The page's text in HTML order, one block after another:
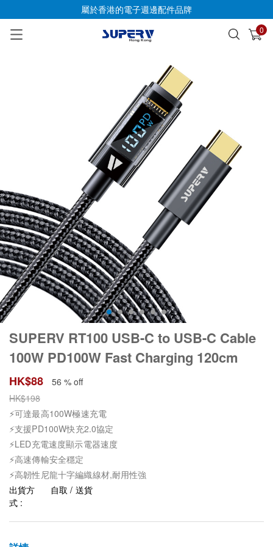
屬於香港的電子週邊配件品牌
0
已加入購物車 查看
SUPERV RT100 USB-C to USB-C Cable
100W PD100W Fast Charging 120cm
HK$88
56 % off
HK$198
⚡可達最高100W極速充電
⚡支援PD100W快充2.0協定
⚡LED充電速度顯示電器速度
⚡高速傳輸安全穩定
⚡高韌性尼龍十字編織線材,耐用性強
出貨方
式 :
自取 / 送貨